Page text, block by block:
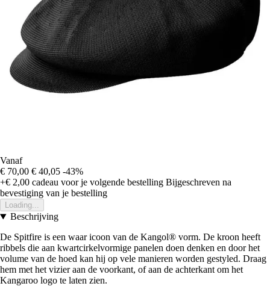
Vanaf
€ 70,00 € 40,05 -43%
+€ 2,00 cadeau voor je volgende bestelling Bijgeschreven na
bevestiging van je bestelling
Loading...
Beschrijving
De Spitfire is een waar icoon van de Kangol® vorm. De kroon heeft
ribbels die aan kwartcirkelvormige panelen doen denken en door het
volume van de hoed kan hij op vele manieren worden gestyled. Draag
hem met het vizier aan de voorkant, of aan de achterkant om het
Kangaroo logo te laten zien.